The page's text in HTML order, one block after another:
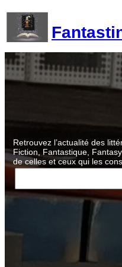
contenu
Retrouvez l’actualité des
Fiction, Fantastique,
de celles et ceux qui les
R
c
h